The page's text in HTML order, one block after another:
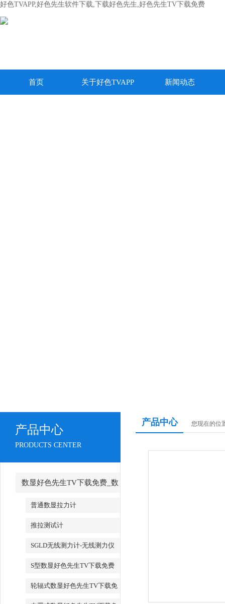
好色TVAPP,好色先生软件下载,下载好色先生,好色先生TV下载免费
首页 关于好色TVAPP 新闻动态
产品中心
PRODUCTS CENTER
数显好色先生TV下载免费_数
字好色先生TV下载免费
普通数显拉力计
推拉测试计
SGLD无线测力计-无线测力仪
S型数显好色先生TV下载免费
轮辐式数显好色先生TV下载免
产品中心 您现在的位置